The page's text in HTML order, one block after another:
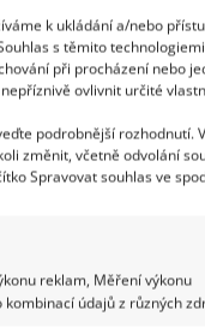
k ukládání a/nebo
s těmito
při procházení nebo
ovlivnit určité
podrobnější rozhodnutí.
změnit, včetně odvolání
Spravovat souhlas ve
reklam, Měření výkonu
údajů z různých
během
přidání kávy
nebude
na
poté